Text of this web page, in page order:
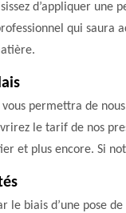
d’appliquer
qui
permettra de
le tarif de nos
et plus encore. Si
biais d’une pose